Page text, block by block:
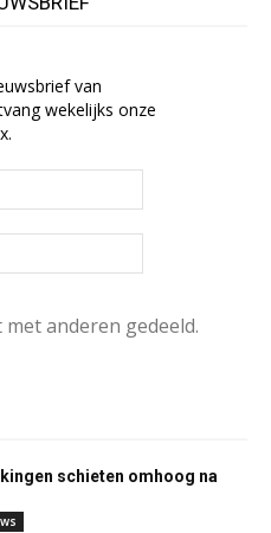
van
wekelijks onze
anderen gedeeld.
schieten omhoog na